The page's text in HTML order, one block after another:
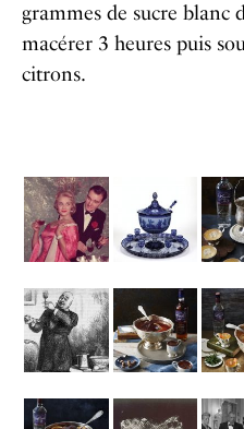
grammes de sucre blanc
macérer 3 heures puis
citrons.